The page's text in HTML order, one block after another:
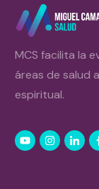
MCS facilita la
áreas de salud
espiritual.